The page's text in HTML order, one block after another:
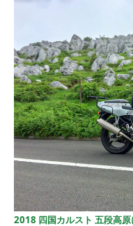
2018 四国カルスト 五段高原